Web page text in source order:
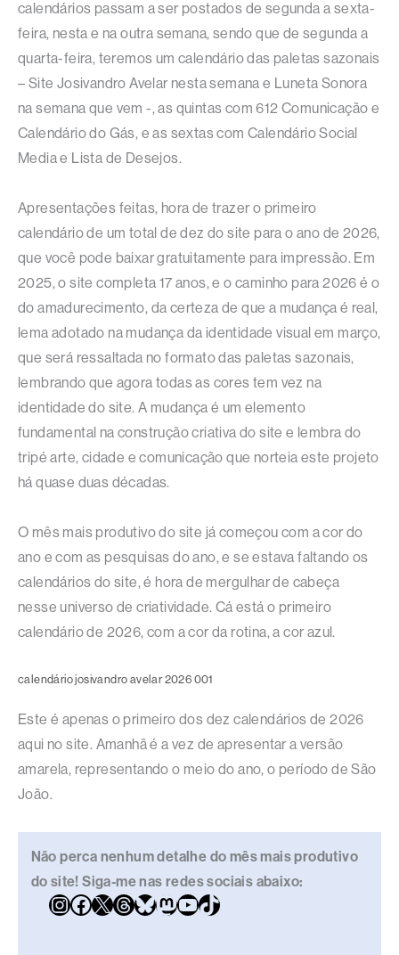
calendários passam a ser postados de segunda a sexta-
feira, nesta e na outra semana, sendo que de segunda a
quarta-feira, teremos um calendário das paletas sazonais
– Site Josivandro Avelar nesta semana e Luneta Sonora
na semana que vem -, as quintas com 612 Comunicação e
Calendário do Gás, e as sextas com Calendário Social
Media e Lista de Desejos.
Apresentações feitas, hora de trazer o primeiro
calendário de um total de dez do site para o ano de 2026,
que você pode baixar gratuitamente para impressão. Em
2025, o site completa 17 anos, e o caminho para 2026 é o
do amadurecimento, da certeza de que a mudança é real,
lema adotado na mudança da identidade visual em março,
que será ressaltada no formato das paletas sazonais,
lembrando que agora todas as cores tem vez na
identidade do site. A mudança é um elemento
fundamental na construção criativa do site e lembra do
tripé arte, cidade e comunicação que norteia este projeto
há quase duas décadas.
O mês mais produtivo do site já começou com a cor do
ano e com as pesquisas do ano, e se estava faltando os
calendários do site, é hora de mergulhar de cabeça
nesse universo de criatividade. Cá está o primeiro
calendário de 2026, com a cor da rotina, a cor azul.
calendário josivandro avelar 2026 001
Este é apenas o primeiro dos dez calendários de 2026
aqui no site. Amanhã é a vez de apresentar a versão
amarela, representando o meio do ano, o período de São
João.
Não perca nenhum detalhe do mês mais produtivo
do site! Siga-me nas redes sociais abaixo: